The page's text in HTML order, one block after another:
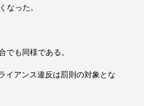
なった。
も同様である。
イアンス違反は罰則の対象とな